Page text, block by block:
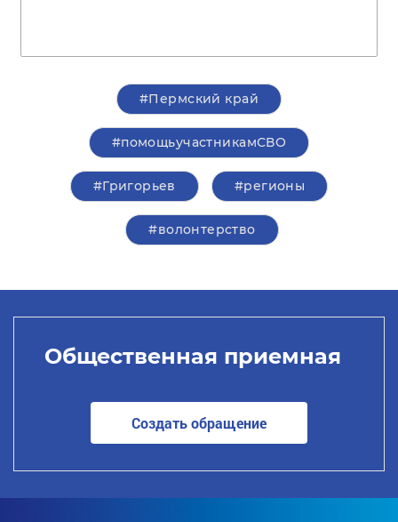
#Пермский край
#помощьучастникамСВО
#Григорьев #регионы
#волонтерство
Общественная приемная
Создать обращение